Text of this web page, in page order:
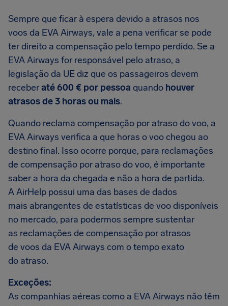
Sempre que ficar à espera devido a atrasos nos
voos da EVA Airways, vale a pena verificar se pode
ter direito a compensação pelo tempo perdido. Se a
EVA Airways for responsável pelo atraso, a
legislação da UE diz que os passageiros devem
receberaté 600 € por pessoa quando houver
atrasos de 3 horas ou mais.
Quando reclama compensação por atraso do voo, a
EVA Airways verifica a que horas o voo chegou ao
destino final. Isso ocorre porque, para reclamações
de compensação por atraso do voo, é importante
saber a hora da chegada e não a hora de partida.
A AirHelp possui uma das bases de dados
mais abrangentes de estatísticas de voo disponíveis
no mercado, para podermos sempre sustentar
as reclamações de compensação por atrasos
de voos da EVA Airways com o tempo exato
do atraso.
Exceções:
As companhias aéreas como a EVA Airways não têm